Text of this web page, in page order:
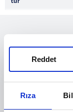
Rıza
Reddet